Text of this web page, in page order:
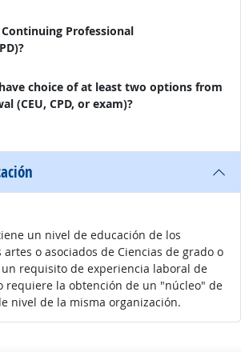
Professional
choice of at least two options from
(CEU, CPD, or exam)?
un nivel de educación de los
artes o asociados de Ciencias de grado o
requisito de experiencia laboral de
requiere la obtención de un "núcleo" de
nivel de la misma organización.